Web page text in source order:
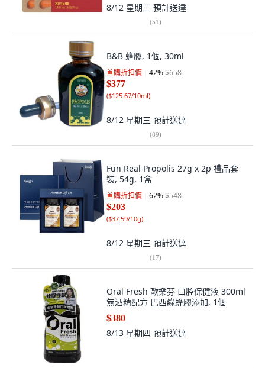
8/12 星期三 預計送達
(51)
B&B 蜂膠, 1個, 30ml
首購折扣價 42%$658
$377
($125.67/10ml)
8/12 星期三 預計送達
(89)
Fun Real Propolis 27g x 2p 禮品套
裝, 54g, 1盒
首購折扣價 62%$548
$203
($37.59/10g)
8/12 星期三 預計送達
(17)
Oral Fresh 歐樂芬 口腔保健液 300ml
無酒精配方 巴西綠蜂膠添加, 1個
$380
8/13 星期四 預計送達